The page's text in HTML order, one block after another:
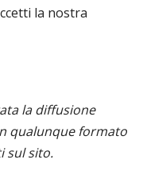
la nostra
la diffusione
qualunque formato
sul sito.